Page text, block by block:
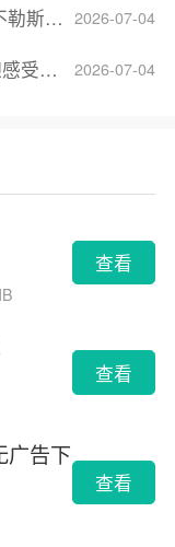
2026-07-04
执行官
2026-07-04
中国
查看
查看
广告下
查看